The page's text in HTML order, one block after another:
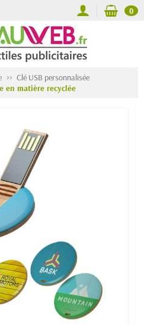
0
Clé USB personnalisée
en matière recyclée